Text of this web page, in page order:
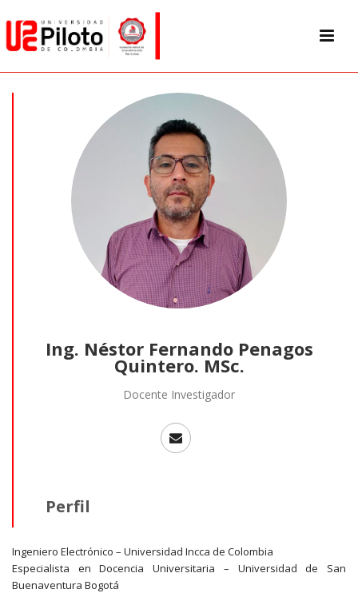
Ing. Néstor Fernando Penagos
Quintero. MSc.
Docente Investigador
Perfil
Ingeniero Electrónico – Universidad Incca de Colombia
Especialista en Docencia Universitaria – Universidad de San
Buenaventura Bogotá